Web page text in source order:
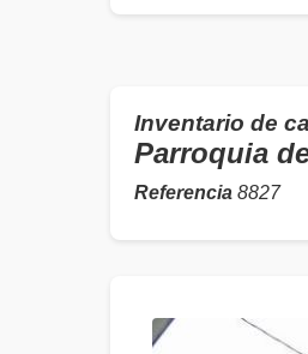
Inventario de
Parroquia
Referencia 8827